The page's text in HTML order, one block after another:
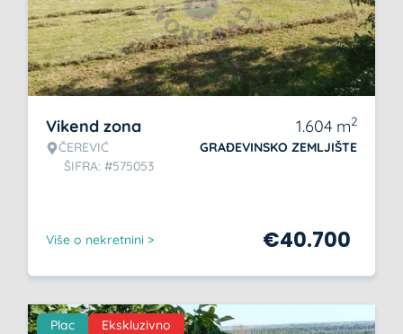
Vikend zona
ČEREVIĆ
ŠIFRA: #575053
1.604 m2
GRAĐEVINSKO ZEMLJIŠTE
Više o nekretnini > €40.700
Plac Ekskluzivno